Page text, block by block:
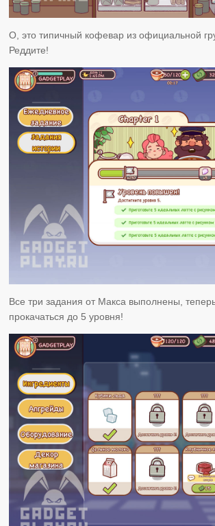
О, это типичный кофевар из официальной
Реддите!
Все три задания от Макса выполнены,
прокачаться до 5 уровня!